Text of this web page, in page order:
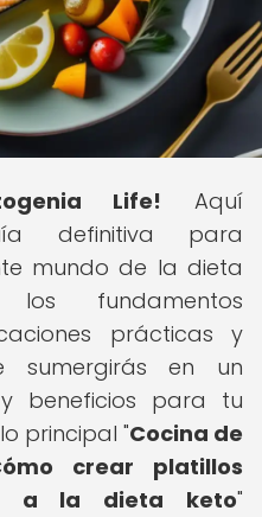
Life! Aquí
definitiva para
mundo de la dieta
los fundamentos
prácticas y
sumergirás en un
beneficios para tu
principal "Cocina de
crear platillos
a la dieta keto"